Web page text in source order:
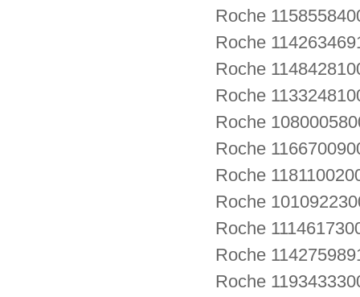
Roche
Roche
Roche
Roche
Roche
Roche
Roche
Roche
Roche
Roche
Roche